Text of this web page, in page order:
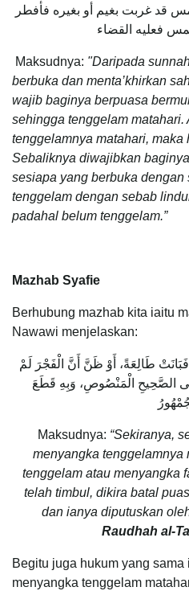
قد غربت بغيم أو بغيره فأفطر
فعليه القضاء
Maksudnya: "Daripada
berbuka dan menta’khirkan
wajib baginya berpuasa
sehingga tenggelam
tenggelamnya matahari,
Sebaliknya diwajibkan
sesiapa yang berbuka
tenggelam dengan sebab
padahal belum tenggelam.”
Mazhab Syafie
Berhubung mazhab kita iaitu
Nawawi menjelaskan:
طَالِعَةً، أَوْ ظَنَّ أَنَّ الْفَجْرَ لَمْ
الصَّحِيحِ الْمَنْصُوصِ، وَبِهِ قَطَعَ
Maksudnya: “Sekiranya,
menyangka tenggelamnya
tenggelam atau menyangka
telah timbul, dikira batal
dan ianya diputuskan
Raudhah al-
Begitu juga hukum yang
menyangka tenggelam